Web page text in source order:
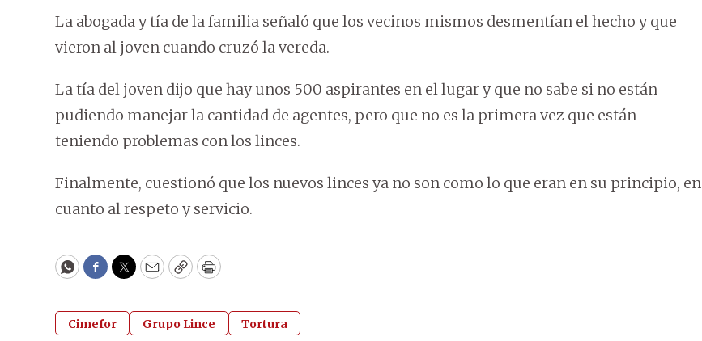
La abogada y tía de la familia señaló que los vecinos mismos desmentían el hecho y que
vieron al joven cuando cruzó la vereda.
La tía del joven dijo que hay unos 500 aspirantes en el lugar y que no sabe si no están
pudiendo manejar la cantidad de agentes, pero que no es la primera vez que están
teniendo problemas con los linces.
Finalmente, cuestionó que los nuevos linces ya no son como lo que eran en su principio, en
cuanto al respeto y servicio.
WhatsApp
Facebook
Twitter
EmailCopyPrint
Cimefor Grupo Lince Tortura